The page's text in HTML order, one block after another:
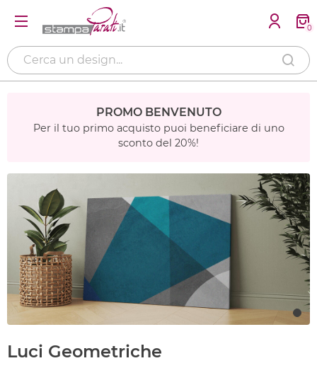
0
PROMO BENVENUTO
Per il tuo primo acquisto puoi beneficiare di uno
sconto del 20%!
Luci Geometriche